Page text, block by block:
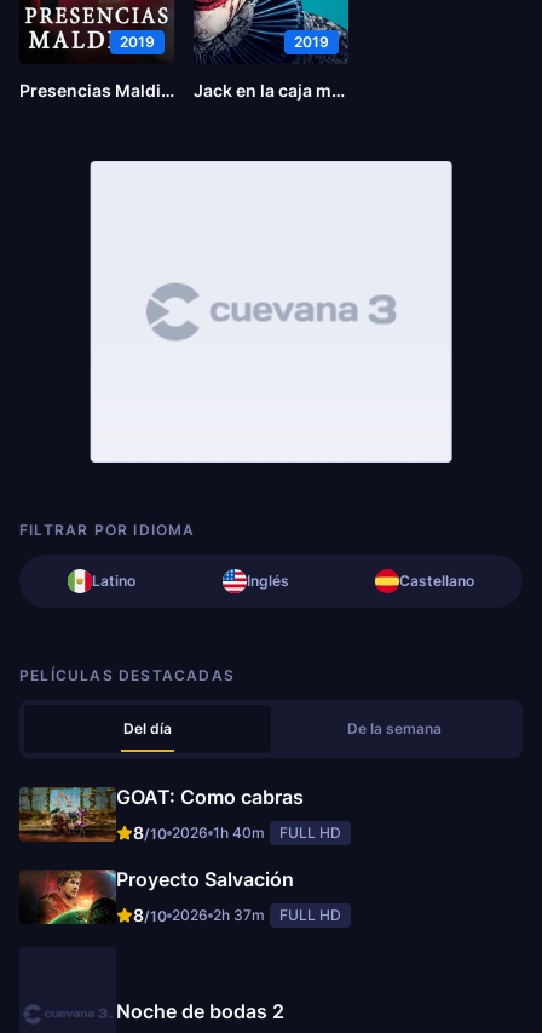
2019
Presencias Malditas
2019
Jack en la caja maldita
FILTRAR POR IDIOMA
Latino Inglés Castellano
PELÍCULAS DESTACADAS
Del día De la semana
GOAT: Como cabras
8/10 2026 1h 40m FULL HD
Proyecto Salvación
8/10 2026 2h 37m FULL HD
Noche de bodas 2